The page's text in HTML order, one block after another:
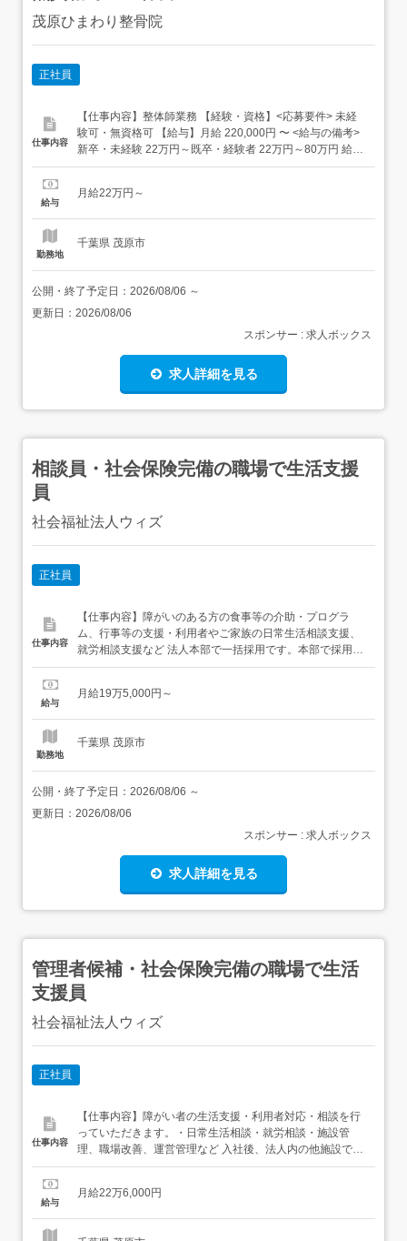
茂原ひまわり整骨院
正社員
仕事内容
【仕事内容】整体師業務 【経験・資格】<応募要件> 未経
験可・無資格可 【給与】月給 220,000円 〜 <給与の備考>
新卒・未経験 22万円～既卒・経験者 22万円～80万円 給与
は経験により優遇交通費全額支給試用期間6ヶ月(給与変更
千葉県茂原市道表8-19 【市区町村】茂原市 【都道府県】
給与
月給22万円～
勤務地
千葉県 茂原市
公開・終了予定日： 2026/08/06 ～
更新日： 2026/08/06
スポンサー : 求人ボックス
求人詳細を見る
相談員・社会保険完備の職場で生活支援
員
社会福祉法人ウィズ
正社員
仕事内容
【仕事内容】障がいのある方の食事等の介助・プログラ
ム、行事等の支援・利用者やご家族の日常生活相談支援、
就労相談支援など 法人本部で一括採用です。本部で採用し
各事業所振り分けとなります。 【経験・資格】<応募要件>
を上限とする)専門学校卒以上 介護系の資格不問、経験不
給与
月給19万5,000円～
勤務地
千葉県 茂原市
公開・終了予定日： 2026/08/06 ～
更新日： 2026/08/06
スポンサー : 求人ボックス
求人詳細を見る
管理者候補・社会保険完備の職場で生活
支援員
社会福祉法人ウィズ
正社員
仕事内容
【仕事内容】障がい者の生活支援・利用者対応・相談を行
っていただきます。・日常生活相談・就労相談・施設管
理、職場改善、運営管理など 入社後、法人内の他施設で1
～2週間研修を行います。 採用後に法人内いずれかの事業
所の変更なし 【経験・資格】<応募要件>普通自動車運転免
給与
月給22万6,000円